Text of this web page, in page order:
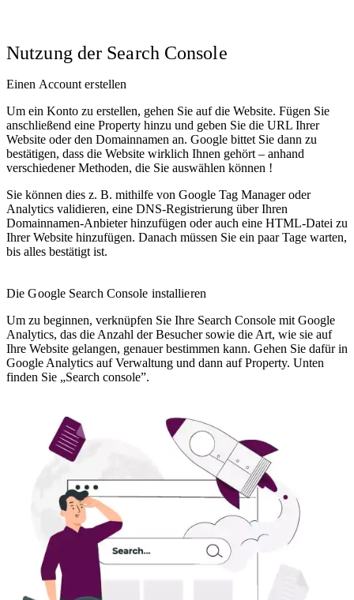
Nutzung der Search Console
Einen Account erstellen
Um ein Konto zu erstellen, gehen Sie auf die Website. Fügen Sie
anschließend eine Property hinzu und geben Sie die URL Ihrer
Website oder den Domainnamen an. Google bittet Sie dann zu
bestätigen, dass die Website wirklich Ihnen gehört – anhand
verschiedener Methoden, die Sie auswählen können !
Sie können dies z. B. mithilfe von Google Tag Manager oder
Analytics validieren, eine DNS-Registrierung über Ihren
Domainnamen-Anbieter hinzufügen oder auch eine HTML-Datei zu
Ihrer Website hinzufügen. Danach müssen Sie ein paar Tage warten,
bis alles bestätigt ist.
Die Google Search Console installieren
Um zu beginnen, verknüpfen Sie Ihre Search Console mit Google
Analytics, das die Anzahl der Besucher sowie die Art, wie sie auf
Ihre Website gelangen, genauer bestimmen kann. Gehen Sie dafür in
Google Analytics auf Verwaltung und dann auf Property. Unten
finden Sie „Search console”.